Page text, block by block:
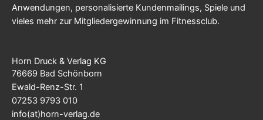
Anwendungen, personalisierte Kundenmailings, Spiele und
vieles mehr zur Mitgliedergewinnung im Fitnessclub.
Horn Druck & Verlag KG
76669 Bad Schönborn
Ewald-Renz-Str. 1
07253 9793 010
info(at)horn-verlag.de